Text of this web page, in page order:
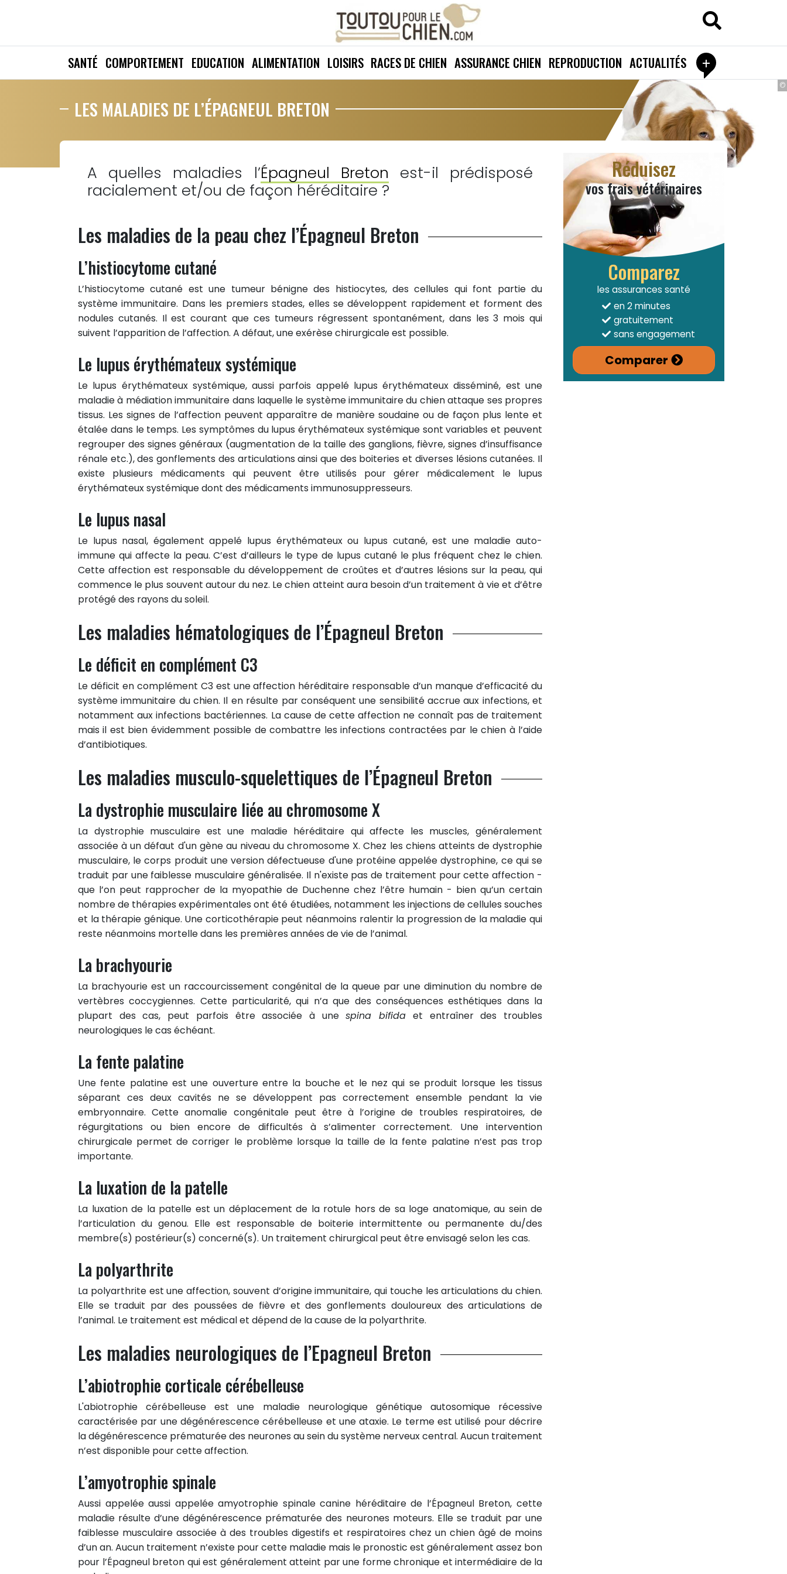
SANTÉ COMPORTEMENT EDUCATION ALIMENTATION LOISIRS RACES DE CHIEN ASSURANCE CHIEN REPRODUCTION ACTUALITÉS +
LES MALADIES DE L’ÉPAGNEUL BRETON
©
A quelles maladies l’Épagneul Breton est-il prédisposé
racialement et/ou de façon héréditaire ?
Partager sur facebook
Partager sur Twitter
Epingler sur Pinterest
Les maladies de la peau chez l’Épagneul Breton
L’histiocytome cutané
L’histiocytome cutané est une tumeur bénigne des histiocytes, des cellules qui font partie du
système immunitaire. Dans les premiers stades, elles se développent rapidement et forment des
nodules cutanés. Il est courant que ces tumeurs régressent spontanément, dans les 3 mois qui
suivent l’apparition de l’affection. A défaut, une exérèse chirurgicale est possible.
Le lupus érythémateux systémique
Le lupus érythémateux systémique, aussi parfois appelé lupus érythémateux disséminé, est une
maladie à médiation immunitaire dans laquelle le système immunitaire du chien attaque ses propres
tissus. Les signes de l’affection peuvent apparaître de manière soudaine ou de façon plus lente et
étalée dans le temps. Les symptômes du lupus érythémateux systémique sont variables et peuvent
regrouper des signes généraux (augmentation de la taille des ganglions, fièvre, signes d’insuffisance
rénale etc.), des gonflements des articulations ainsi que des boiteries et diverses lésions cutanées. Il
existe plusieurs médicaments qui peuvent être utilisés pour gérer médicalement le lupus
érythémateux systémique dont des médicaments immunosuppresseurs.
Le lupus nasal
Le lupus nasal, également appelé lupus érythémateux ou lupus cutané, est une maladie auto-
immune qui affecte la peau. C’est d’ailleurs le type de lupus cutané le plus fréquent chez le chien.
Cette affection est responsable du développement de croûtes et d’autres lésions sur la peau, qui
commence le plus souvent autour du nez. Le chien atteint aura besoin d’un traitement à vie et d’être
protégé des rayons du soleil.
Les maladies hématologiques de l’Épagneul Breton
Le déficit en complément C3
Le déficit en complément C3 est une affection héréditaire responsable d’un manque d’efficacité du
système immunitaire du chien. Il en résulte par conséquent une sensibilité accrue aux infections, et
notamment aux infections bactériennes. La cause de cette affection ne connaît pas de traitement
mais il est bien évidemment possible de combattre les infections contractées par le chien à l’aide
d’antibiotiques.
Les maladies musculo-squelettiques de l’Épagneul Breton
La dystrophie musculaire liée au chromosome X
La dystrophie musculaire est une maladie héréditaire qui affecte les muscles, généralement
associée à un défaut d'un gène au niveau du chromosome X. Chez les chiens atteints de dystrophie
musculaire, le corps produit une version défectueuse d'une protéine appelée dystrophine, ce qui se
traduit par une faiblesse musculaire généralisée. Il n'existe pas de traitement pour cette affection -
que l’on peut rapprocher de la myopathie de Duchenne chez l’être humain - bien qu’un certain
nombre de thérapies expérimentales ont été étudiées, notamment les injections de cellules souches
et la thérapie génique. Une corticothérapie peut néanmoins ralentir la progression de la maladie qui
reste néanmoins mortelle dans les premières années de vie de l’animal.
La brachyourie
La brachyourie est un raccourcissement congénital de la queue par une diminution du nombre de
vertèbres coccygiennes. Cette particularité, qui n’a que des conséquences esthétiques dans la
plupart des cas, peut parfois être associée à unespina bifida et entraîner des troubles
neurologiques le cas échéant.
La fente palatine
Une fente palatine est une ouverture entre la bouche et le nez qui se produit lorsque les tissus
séparant ces deux cavités ne se développent pas correctement ensemble pendant la vie
embryonnaire. Cette anomalie congénitale peut être à l’origine de troubles respiratoires, de
régurgitations ou bien encore de difficultés à s’alimenter correctement. Une intervention
chirurgicale permet de corriger le problème lorsque la taille de la fente palatine n’est pas trop
importante.
La luxation de la patelle
La luxation de la patelle est un déplacement de la rotule hors de sa loge anatomique, au sein de
l’articulation du genou. Elle est responsable de boiterie intermittente ou permanente du/des
membre(s) postérieur(s) concerné(s). Un traitement chirurgical peut être envisagé selon les cas.
La polyarthrite
La polyarthrite est une affection, souvent d’origine immunitaire, qui touche les articulations du chien.
Elle se traduit par des poussées de fièvre et des gonflements douloureux des articulations de
l’animal. Le traitement est médical et dépend de la cause de la polyarthrite.
Les maladies neurologiques de l’Epagneul Breton
L’abiotrophie corticale cérébelleuse
L'abiotrophie cérébelleuse est une maladie neurologique génétique autosomique récessive
caractérisée par une dégénérescence cérébelleuse et une ataxie. Le terme est utilisé pour décrire
la dégénérescence prématurée des neurones au sein du système nerveux central. Aucun traitement
n’est disponible pour cette affection.
L’amyotrophie spinale
Aussi appelée aussi appelée amyotrophie spinale canine héréditaire de l’Épagneul Breton, cette
maladie résulte d’une dégénérescence prématurée des neurones moteurs. Elle se traduit par une
faiblesse musculaire associée à des troubles digestifs et respiratoires chez un chien âgé de moins
d’un an. Aucun traitement n’existe pour cette maladie mais le pronostic est généralement assez bon
pour l’Épagneul breton qui est généralement atteint par une forme chronique et intermédiaire de la
Réduisez
vos frais vétérinaires
Comparez
les assurances santé
en 2 minutes
gratuitement
sans engagement
Comparer